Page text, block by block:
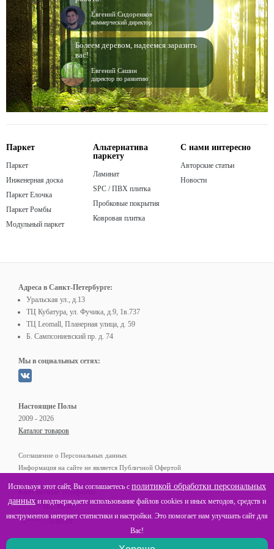
Евгений Сидоренков
коммерческий директор
Болеем деревом, надеемся заразить
вас!
Евгений Сашин
директор по развитию
Паркет
Паркет
Инженерная доска
Паркет Елочка
Паркет Ромбы
Модульный паркет
Альтернатива
паркету
Ламинат
SPC / ПВХ плитка
Пробковые покрытия
Ковровая плитка
С нами интересно
Авторские статьи
Новости
Адреса в Санкт-Петербурге:
Уральская ул., д.13
ТЦ Кубатура, ул. Фучика, д.9, 1в.737
ТЦ Leomall, Планерная улица, д. 59
Б. Сампсониевский пр. д. 74
Мы в социальных сетях:
Настоящие Полы
2009 - 2026
Каталог товаров
Соглашение о Персональных данных
Информация на сайте не является Публичной Офертой
Контактные телефоны:
+7(812)
602-40-48
8 (800) 775-05-68
Используя этот сайт, Вы соглашаетесь с политикой обработки персональных
данных и подтверждаете использование файлов cookies и иных методов, средств и
инструментов интернет статистики и настройки. Это помогает нам улучшать сайт для
Вас!